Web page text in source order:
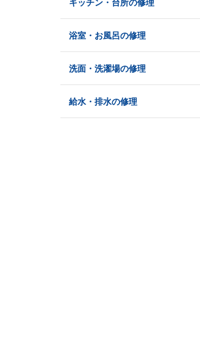
浴室・お風呂の修理
洗面・洗濯場の修理
給水・排水の修理